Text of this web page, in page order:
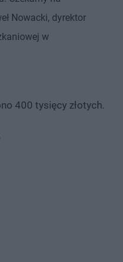
Nowacki, dyrektor
w
400 tysięcy złotych.